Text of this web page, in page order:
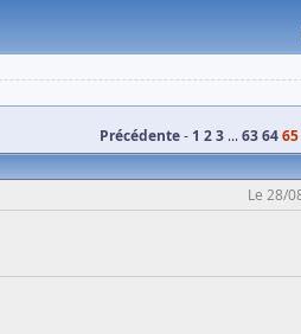
Précédente 1 23 ... 636465
Le 28/